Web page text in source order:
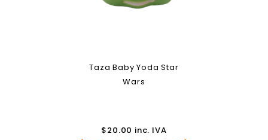
Taza Baby Yoda Star
Wars
$20.00 inc. IVA